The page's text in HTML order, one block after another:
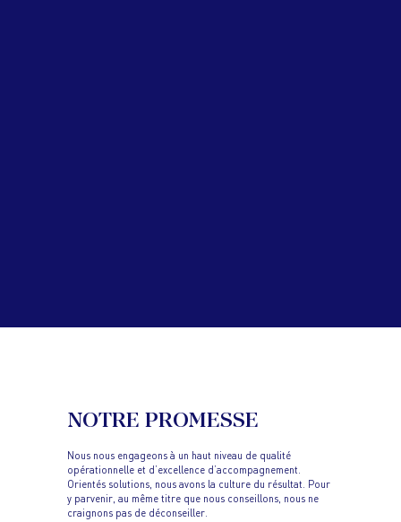
NOTRE PROMESSE
Nous nous engageons à un haut niveau de qualité
opérationnelle et d’excellence d’accompagnement.
Orientés solutions, nous avons la culture du résultat. Pour
y parvenir, au même titre que nous conseillons, nous ne
craignons pas de déconseiller.